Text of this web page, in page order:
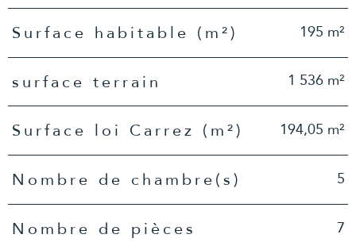
Surface habitable (m²) 195 m²
surface terrain 1 536 m²
Surface loi Carrez (m²) 194,05 m²
Nombre de chambre(s) 5
Nombre de pièces 7